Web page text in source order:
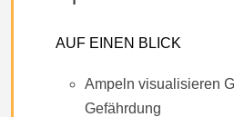
AUF EINEN BLICK
Ampeln visualisieren
Gefährdung